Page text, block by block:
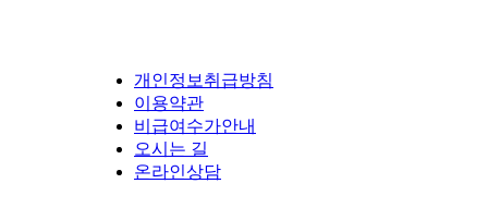
개인정보취급방침
이용약관
비급여수가안내
오시는 길
온라인상담